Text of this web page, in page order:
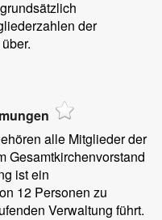
der
alle Mitglieder der
Gesamtkirchenvorstand
ist ein
12 Personen zu
Verwaltung führt.